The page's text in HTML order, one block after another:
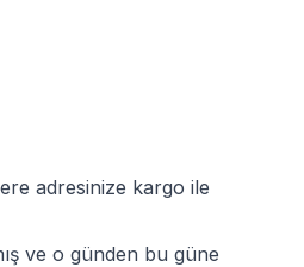
adresinize kargo ile
ve o günden bu güne